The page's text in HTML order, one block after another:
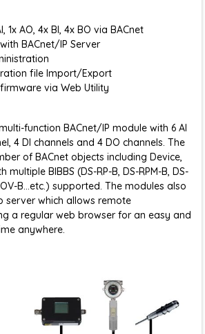
1x AO, 4x BI, 4x BO via BACnet
BACnet/IP Server
file Import/Export
via Web Utility
function BACnet/IP module with 6 AI
4 DI channels and 4 DO channels. The
of BACnet objects including Device,
multiple BIBBS (DS-RP-B, DS-RPM-B, DS-
B…etc.) supported. The modules also
server which allows remote
a regular web browser for an easy and
anywhere.